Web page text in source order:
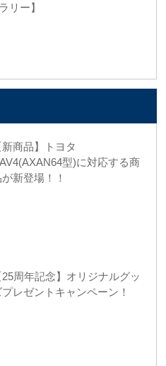
リー】
新商品】トヨタ
型)に対応する商
新登場！！
25周年記念】オリジナルグッ
プレゼントキャンペーン！